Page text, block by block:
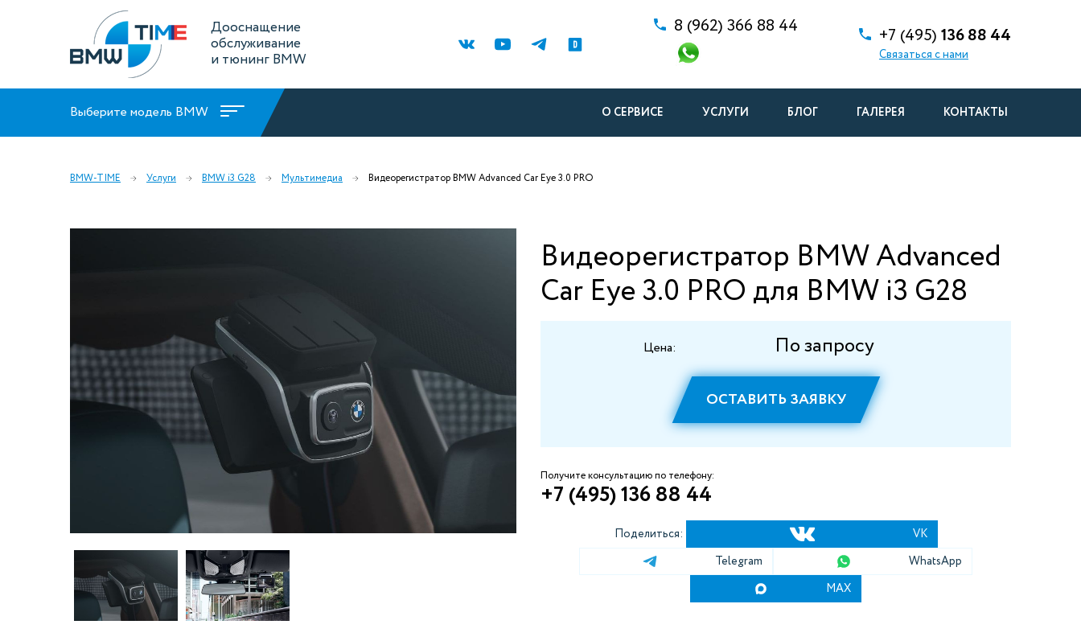
Дооснащение
обслуживание
и тюнинг BMW
8 (962) 366 88 44 +7 (495) 136 88 44
Связаться с нами
Выберите модель BMW О СЕРВИСЕ УСЛУГИ БЛОГ ГАЛЕРЕЯ КОНТАКТЫ
BMW-TIME Услуги BMW i3 G28 Мультимедиа Видеорегистратор BMW Advanced Car Eye 3.0 PRO
Видеорегистратор BMW Advanced
Car Eye 3.0 PRO для BMW i3 G28
Цена: По запросу
ОСТАВИТЬ ЗАЯВКУ
Получите консультацию по телефону:
+7 (495) 136 88 44
Поделиться:
VK
Telegram
WhatsApp
MAX